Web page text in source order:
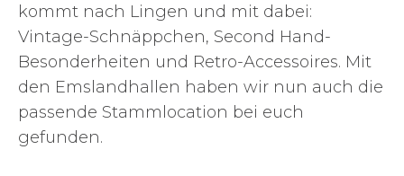
kommt nach Lingen und mit dabei:
Vintage-Schnäppchen, Second Hand-
Besonderheiten und Retro-Accessoires. Mit
den Emslandhallen haben wir nun auch die
passende Stammlocation bei euch
gefunden.